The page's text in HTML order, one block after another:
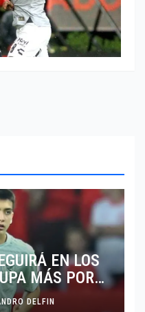
EN LOS
MÁS POR
DELFIN